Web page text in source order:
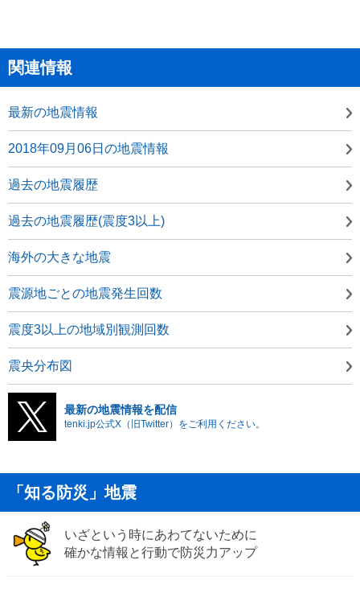
関連情報
最新の地震情報
2018年09月06日の地震情報
過去の地震履歴
過去の地震履歴(震度3以上)
海外の大きな地震
震源地ごとの地震発生回数
震度3以上の地域別観測回数
震央分布図
最新の地震情報を配信
tenki.jp公式X（旧Twitter）をご利用ください。
「知る防災」地震
いざという時にあわてないために
確かな情報と行動で防災力アップ